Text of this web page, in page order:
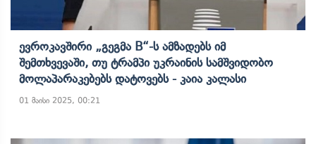
Ევროკავშირი „გეგმა B“-Ს Ამზადებს Იმ
Შემთხვევაში, Თუ Ტრამპი Უკრაინის Სამშვიდობო
Მოლაპარაკებებს Დატოვებს - Კაია Კალასი
01 მაისი 2025, 00:21